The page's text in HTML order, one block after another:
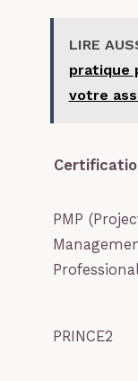
LIRE
pratique
votre
PMP
PRINCE2